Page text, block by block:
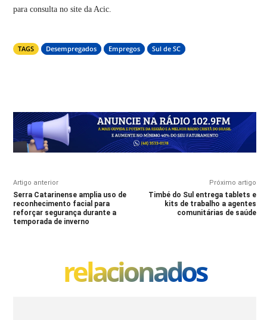
para consulta no site da Acic.
TAGS Desempregados Empregos Sul de SC
Artigo anterior
Serra Catarinense amplia uso de
reconhecimento facial para
reforçar segurança durante a
temporada de inverno
Próximo artigo
Timbé do Sul entrega tablets e
kits de trabalho a agentes
comunitárias de saúde
relacionados